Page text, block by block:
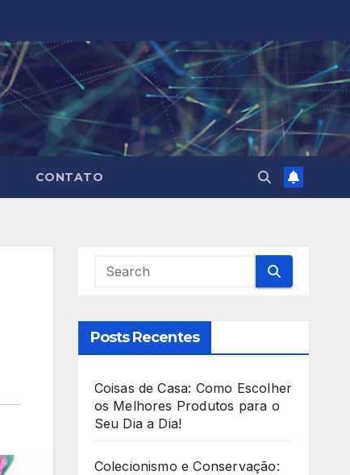
CONTATO
Posts Recentes
Coisas de Casa: Como Escolher
os Melhores Produtos para o
Seu Dia a Dia!
Colecionismo e Conservação: